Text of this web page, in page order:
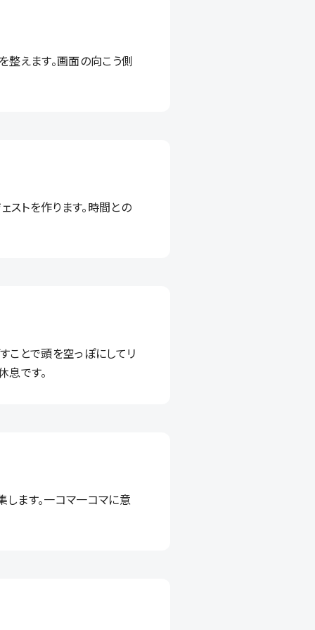
整えます。画面の向こう側
トを作ります。時間との
ことで頭を空っぽにしてリ
息です。
ます。一コマ一コマに意